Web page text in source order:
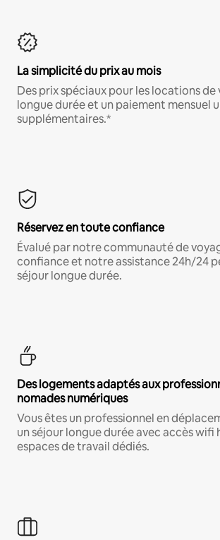
La simplicité du prix au mois
Des prix spéciaux pour les locations de
longue durée et un paiement mensuel
supplémentaires.*
Réservez en toute confiance
Évalué par notre communauté de
confiance et notre assistance 24h/24
séjour longue durée.
Des logements adaptés aux
nomades numériques
Vous êtes un professionnel en
un séjour longue durée avec accès
espaces de travail dédiés.